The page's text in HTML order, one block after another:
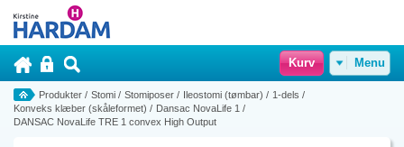
Kurv Menu
Produkter / Stomi / Stomiposer / Ileostomi (tømbar) / 1-dels /
Konveks klæber (skåleformet) / Dansac NovaLife 1 /
DANSAC NovaLife TRE 1 convex High Output